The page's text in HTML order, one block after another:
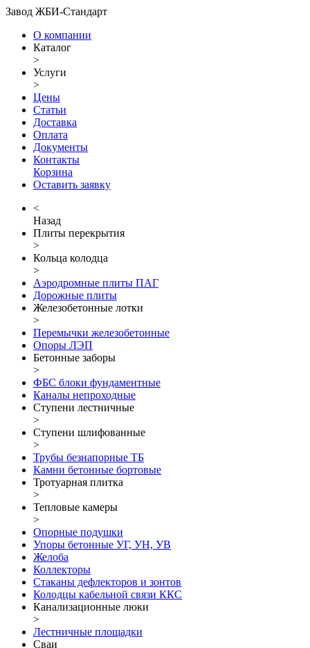
Завод ЖБИ-Стандарт
О компании
Каталог
>
Услуги
>
Цены
Статьи
Доставка
Оплата
Документы
Контакты
Корзина
Оставить заявку
<
Назад
Плиты перекрытия
>
Кольца колодца
>
Аэродромные плиты ПАГ
Дорожные плиты
Железобетонные лотки
>
Перемычки железобетонные
Опоры ЛЭП
Бетонные заборы
>
ФБС блоки фундаментные
Каналы непроходные
Ступени лестничные
>
Ступени шлифованные
>
Трубы безнапорные ТБ
Камни бетонные бортовые
Тротуарная плитка
>
Тепловые камеры
>
Опорные подушки
Упоры бетонные УГ, УН, УВ
Желоба
Коллекторы
Стаканы дефлекторов и зонтов
Колодцы кабельной связи ККС
Канализационные люки
>
Лестничные площадки
Сваи